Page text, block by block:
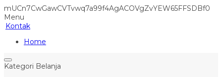
mUCn7CwGawCVTvwq7a99f4AgACOVgZvYEW65FFSDBf0
Menu
Kontak
Home
Kategori Belanja